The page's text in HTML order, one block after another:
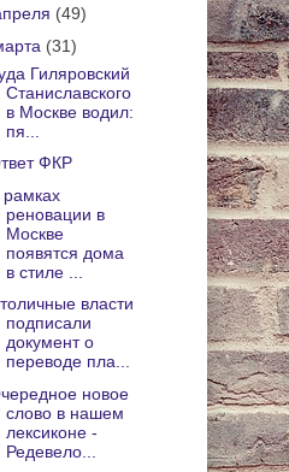
(49)
(31)
Гиляровский
Станиславского
в Москве водил:
пя...
ФКР
рамках
реновации в
Москве
появятся дома
в стиле ...
власти
подписали
документ о
переводе пла...
новое
слово в нашем
лексиконе -
Редевело...